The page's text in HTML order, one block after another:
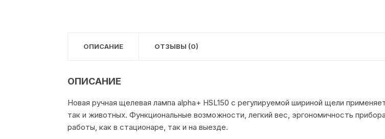
ОПИСАНИЕ ОТЗЫВЫ (0)
ОПИСАНИЕ
Новая ручная щелевая лампа alpha+ HSL150 с регулируемой шириной щели
так и животных. Функциональные возможности, легкий вес, эргономичность
работы, как в стационаре, так и на выезде.